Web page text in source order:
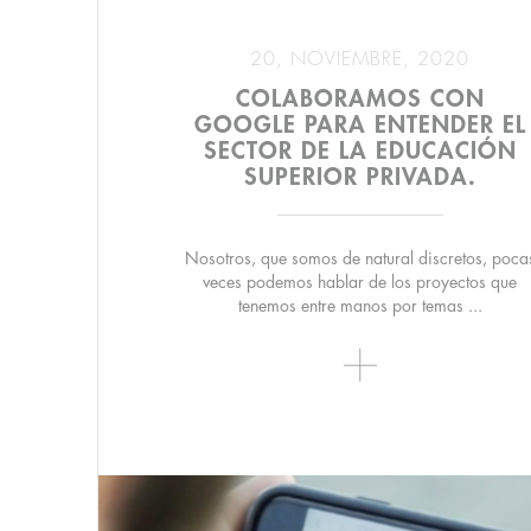
20, NOVIEMBRE, 2020
COLABORAMOS CON
GOOGLE PARA ENTENDER EL
SECTOR DE LA EDUCACIÓN
SUPERIOR PRIVADA.
Nosotros, que somos de natural discretos,
veces podemos hablar de los proyectos que
tenemos entre manos por temas ...